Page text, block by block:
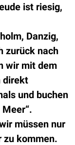
ist riesig,
Danzig,
zurück nach
wir mit dem
direkt
und buchen
müssen nur
zu kommen.